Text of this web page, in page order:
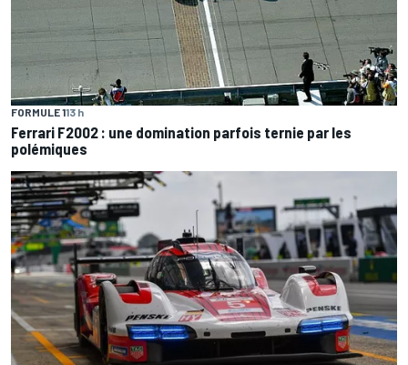
FORMULE 113 h
Ferrari F2002 : une domination parfois ternie par les
polémiques